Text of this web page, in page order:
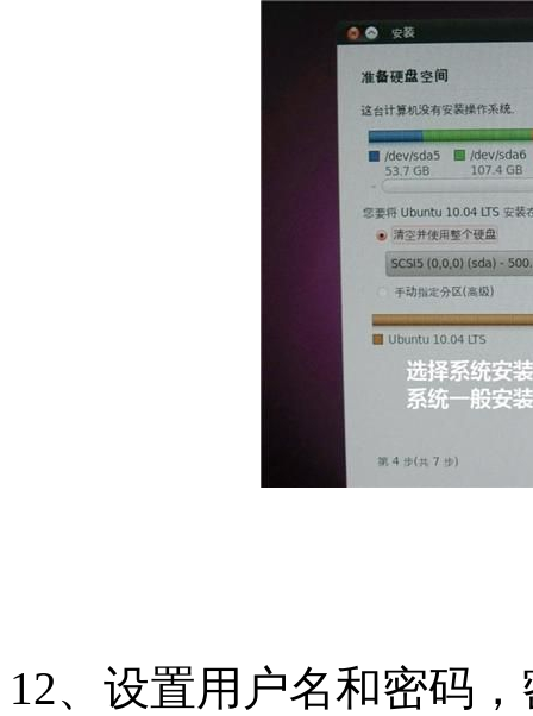
12、设置用户名和密码